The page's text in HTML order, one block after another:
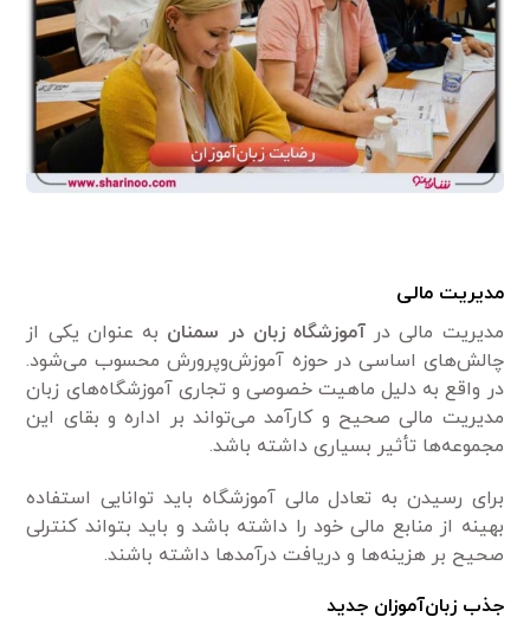
مدیریت مالی
مدیریت مالی در آموزشگاه زبان در سمنان به عنوان یکی از
چالش‌های اساسی در حوزه آموزش‌وپرورش محسوب می‌شود.
در واقع به دلیل ماهیت خصوصی و تجاری آموزشگاه‌های زبان
مدیریت مالی صحیح و کارآمد می‌تواند بر اداره و بقای این
مجموعه‌ها تأثیر بسیاری داشته باشد.
برای رسیدن به تعادل مالی آموزشگاه باید توانایی استفاده
بهینه از منابع مالی خود را داشته باشد و باید بتواند کنترلی
صحیح بر هزینه‌ها و دریافت درآمدها داشته باشند.
جذب زبان‌آموزان جدید